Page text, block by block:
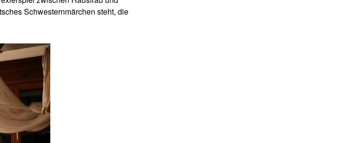
Schwesternmärchen steht, die